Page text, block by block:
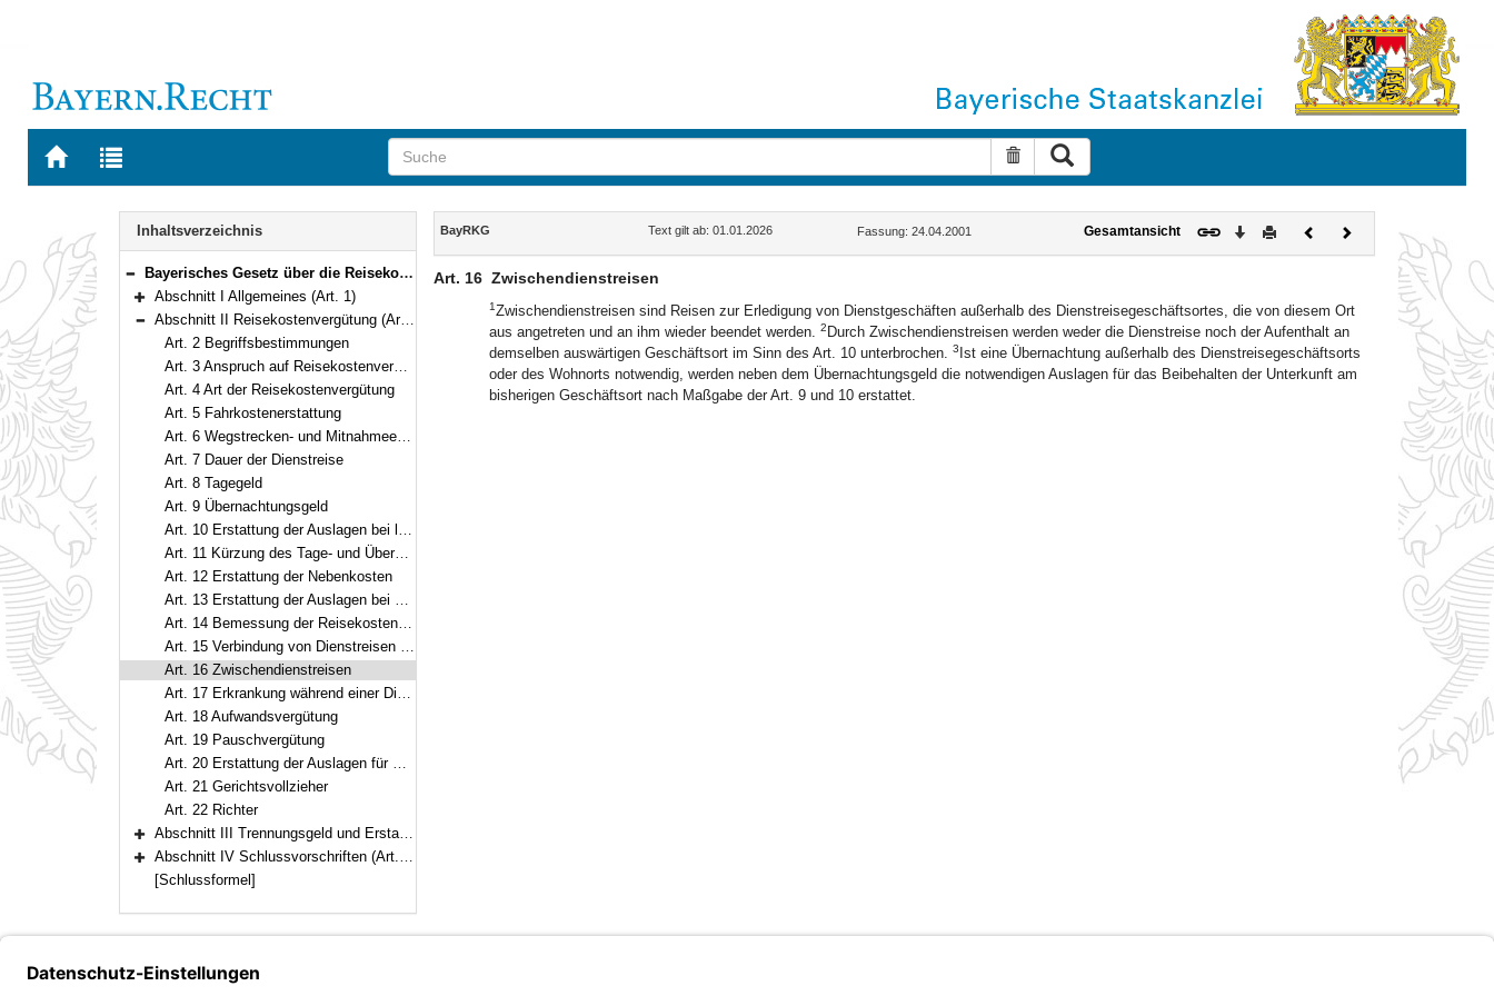
Zur
BAYERN.RECHT
Zur
letzten
Suche zurücksetzen
Navigation
Inhaltsverzeichnis
Bereich reduzieren
Bayerisches Gesetz über die Reisekostenvergütung der Beamten und Richter (Bayerisches Reisekostengesetz – BayRKG) Vom 24. April 2001 (GVBl. S. 133) BayRS 2032-4-1-F (Art. 1–29)
Bereich erweitern
Abschnitt I Allgemeines (Art. 1)
Bereich reduzieren
Abschnitt II Reisekostenvergütung (Art. 2–22)
Art. 2 Begriffsbestimmungen
Art. 3 Anspruch auf Reisekostenvergütung
Art. 4 Art der Reisekostenvergütung
Art. 5 Fahrkostenerstattung
Art. 6 Wegstrecken- und Mitnahmeentschädigung
Art. 7 Dauer der Dienstreise
Art. 8 Tagegeld
Art. 9 Übernachtungsgeld
Art. 10 Erstattung der Auslagen bei längerem Aufenthalt am Geschäftsort
Art. 11 Kürzung des Tage- und Übernachtungsgeldes und der Vergütung nach Art. 10 Abs. 1
Art. 12 Erstattung der Nebenkosten
Art. 13 Erstattung der Auslagen bei Dienstreisen bis zu sechs Stunden Dauer und bei Dienstgängen
Art. 14 Bemessung der Reisekostenvergütung in besonderen Fällen
Art. 15 Verbindung von Dienstreisen mit privaten Reisen
Art. 16 Zwischendienstreisen
Art. 17 Erkrankung während einer Dienstreise
Art. 18 Aufwandsvergütung
Art. 19 Pauschvergütung
Art. 20 Erstattung der Auslagen für Reisevorbereitungen und bei vorzeitiger Beendigung des Dienstgeschäfts
Art. 21 Gerichtsvollzieher
Art. 22 Richter
Bereich erweitern
Abschnitt III Trennungsgeld und Erstattung von Auslagen bei Reisen aus besonderem Anlass (Art. 23–24)
Bereich erweitern
Abschnitt IV Schlussvorschriften (Art. 25–29)
[Schlussformel]
Inhalt
BayRKG Text gilt ab: 01.01.2026 Fassung: 24.04.2001 Gesamtansicht Download
DruckenVorherigesNächstes
Dokument
Art. 16 Zwischendienstreisen
1Zwischendienstreisen sind Reisen zur Erledigung von Dienstgeschäften außerhalb des Dienstreisegeschäftsortes, die von diesem Ort
aus angetreten und an ihm wieder beendet werden. 2 Durch Zwischendienstreisen werden weder die Dienstreise noch der Aufenthalt an
demselben auswärtigen Geschäftsort im Sinn des Art. 10 unterbrochen. 3 Ist eine Übernachtung außerhalb des Dienstreisegeschäftsorts
oder des Wohnorts notwendig, werden neben dem Übernachtungsgeld die notwendigen Auslagen für das Beibehalten der Unterkunft am
bisherigen Geschäftsort nach Maßgabe der Art. 9 und 10 erstattet.
Bayern.de